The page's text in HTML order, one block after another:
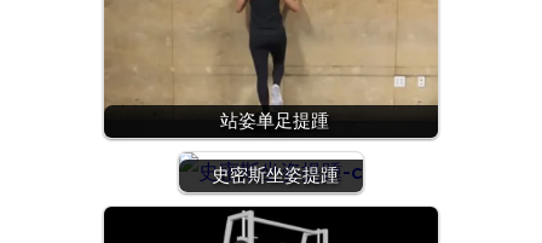
站姿单足提踵
史密斯坐姿提踵